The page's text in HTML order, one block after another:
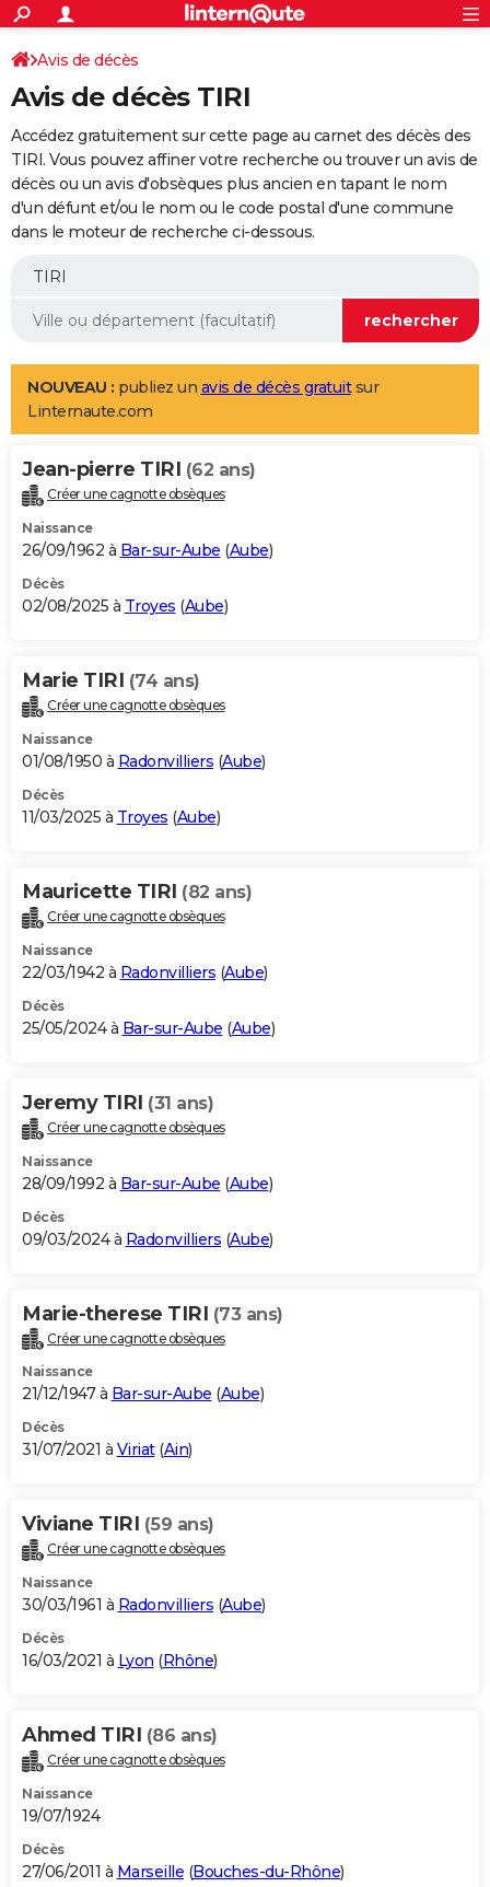
ACTUALITÉS
Politique
Société
Faits Divers
Education
Monde
Villes
+
SPORT
Coupe du monde 2026
Football
Tennis
Cyclisme
Rugby
Forum
Programme TV
TNT
Streaming
Cinéma
Sorties cinéma
Musique
+
FINANCE
Retraite
Impôts
Epargne
Immobilier
Risques naturels par ville
Banque
Assurance
Crédit
AUTO
Essais
Réserver un essai
Citadines
Berlines
SUV
Forum auto
+
Mobiles
Meilleur smartphone
Internet
Ordinateurs
Jeux vidéo
Guide high-tech
Aménagement intérieur
LIFESTYLE
Art de vivre
Bien-être
Loisirs
Mode
Modes de vie
Alimentation
Guide de la santé
Maladies
Médicaments
Sommeil
VOYAGE
Destinations
City break
Voyage nature
Voyage de noces
Forum
Climat
+PHOTO
GUIDES D'ACHAT
BONS PLANS
Carte de Noël
Carte Bonne année
Carte Saint-Valentin
Carte Pâques
Carte d'anniversaire
DICTIONNAIRE
Dictionnaire
Biographies
Citations
Expressions
Proverbes
PROGRAMME TV
S'inscrire
Se connecter
Lycées
Collèges
Primaires
Universités
Entreprises
Service militaire
Avis de recherche
AVIS DE DÉCÈS
Bricolage
Lifestyle
Culture
Sport
Auto
Television
Voyage
Cinema
Avis de décès
Avis de décès TIRI
Accédez gratuitement sur cette page au carnet des décès des
TIRI. Vous pouvez affiner votre recherche ou trouver un avis de
décès ou un avis d'obsèques plus ancien en tapant le nom
d'un défunt et/ou le nom ou le code postal d'une commune
dans le moteur de recherche ci-dessous.
NOUVEAU : publiez un avis de décès gratuitsur
Linternaute.com
Jean-pierre TIRI (62 ans)
Créer une cagnotte obsèques
Naissance
26/09/1962 à Bar-sur-Aube (Aube)
Décès
02/08/2025 à Troyes (Aube)
Marie TIRI (74 ans)
Créer une cagnotte obsèques
Naissance
01/08/1950 à Radonvilliers (Aube)
Décès
11/03/2025 à Troyes (Aube)
Mauricette TIRI (82 ans)
Créer une cagnotte obsèques
Naissance
22/03/1942 à Radonvilliers (Aube)
Décès
25/05/2024 à Bar-sur-Aube (Aube)
Jeremy TIRI (31 ans)
Créer une cagnotte obsèques
Naissance
28/09/1992 à Bar-sur-Aube (Aube)
Décès
09/03/2024 à Radonvilliers (Aube)
Marie-therese TIRI (73 ans)
Créer une cagnotte obsèques
Naissance
21/12/1947 à Bar-sur-Aube (Aube)
Décès
31/07/2021 à Viriat(Ain)
Viviane TIRI (59 ans)
Créer une cagnotte obsèques
Naissance
30/03/1961 à Radonvilliers (Aube)
Décès
16/03/2021 à Lyon (Rhône)
Ahmed TIRI (86 ans)
Créer une cagnotte obsèques
Naissance
19/07/1924
Décès
27/06/2011 à Marseille (Bouches-du-Rhône)